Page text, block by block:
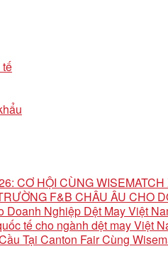
CƠ HỘI CÙNG
F&B CHÂU ÂU CHO
Doanh Nghiệp Dệt May Việt
tế cho ngành dệt may Việt
Tại Canton Fair Cùng